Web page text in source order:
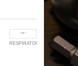
RESPIRATORIAI